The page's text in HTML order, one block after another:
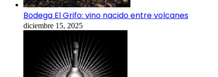
Bodega El Grifo: vino nacido entre volcanes
diciembre 15, 2025